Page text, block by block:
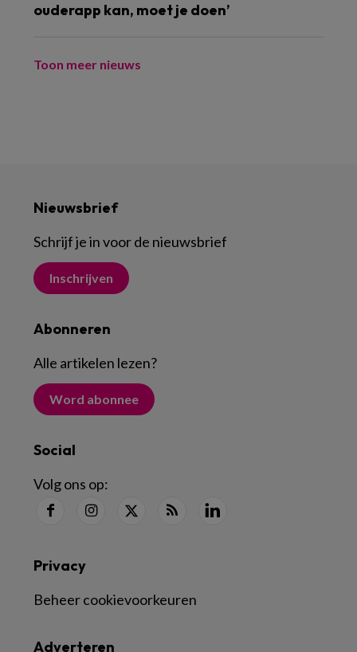
ouderapp kan, moet je doen’
Toon meer nieuws
Nieuwsbrief
Schrijf je in voor de nieuwsbrief
Inschrijven
Abonneren
Alle artikelen lezen?
Word abonnee
Social
Volg ons op:
Adverteren
Privacy
Beheer cookievoorkeuren